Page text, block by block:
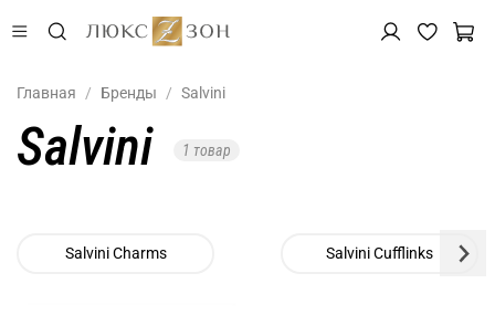
Главная Бренды Salvini
Salvini 1 товар
Salvini Charms Salvini Cufflinks